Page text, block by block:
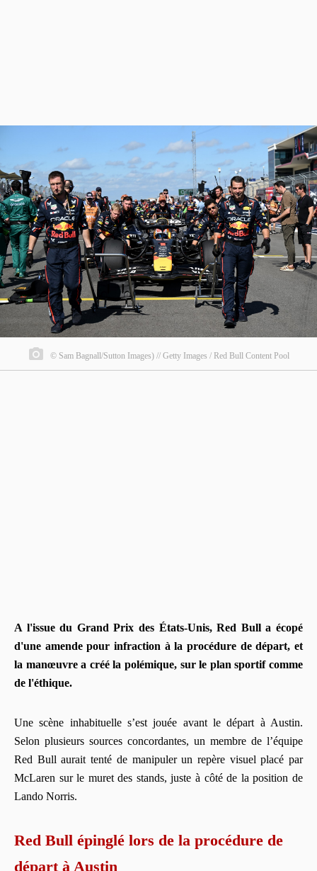
© Sam Bagnall/Sutton Images) // Getty Images / Red Bull Content Pool
A l'issue du Grand Prix des États-Unis, Red Bull a écopé
d'une amende pour infraction à la procédure de départ, et
la manœuvre a créé la polémique, sur le plan sportif comme
de l'éthique.
Une scène inhabituelle s’est jouée avant le départ à Austin.
Selon plusieurs sources concordantes, un membre de l’équipe
Red Bull aurait tenté de manipuler un repère visuel placé par
McLaren sur le muret des stands, juste à côté de la position de
Lando Norris.
Red Bull épinglé lors de la procédure de
départ à Austin